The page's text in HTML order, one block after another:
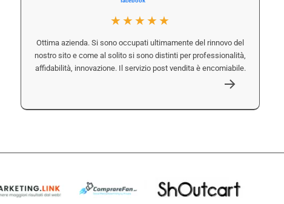
★★★★★
Ottima azienda. Si sono occupati ultimamente del rinnovo del
nostro sito e come al solito si sono distinti per professionalità,
affidabilità, innovazione. Il servizio post vendita è encomiabile.